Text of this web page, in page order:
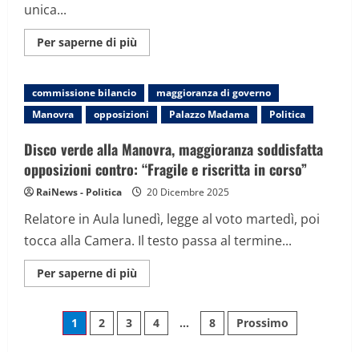
unica...
Per saperne di più
informazioni
tornano
aiuti
alle
3,5
miliardi
di
euro
commissione bilancio
maggioranza di governo
Manovra
opposizioni Palazzo Madama Politica
Disco verde alla Manovra, maggioranza soddisfatta
opposizioni contro: “Fragile e riscritta in corso”
RaiNews - Politica 20 Dicembre 2025
Relatore in Aula lunedì, legge al voto martedì, poi
tocca alla Camera. Il testo passa al termine...
Per saperne di più
informazioni
verde
alla
Manovra,
Paginazione
1 2 3 4 … 8 Prossimo